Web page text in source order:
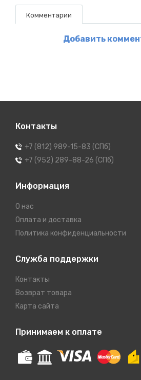
Комментарии
Добавить
Контакты
+7 (812) 989-15-83 (СПб)
+7 (952) 289-88-26 (СПб)
Информация
О нас
Оплата и доставка
Политика конфиденциальности
Служба поддержки
Контакты
Возврат товара
Карта сайта
Принимаем к оплате